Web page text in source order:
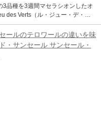
面中部と上部のみの偉大な区画で
面にあります。 ブドウの平均樹
ha）での手摘み収穫。48時間低
）。樽(50%)とステンレスタン
ュール・リー熟成。SO2極少量
むべきサヴィニエールの生産者で
す。
3品種を3週間マセラシオンしたオ
des Verts（ル・ジュー・デ・ヴ
現代アルザスワインの頂点を極め
・ダイス。アルザスに初めて「テ
ち込んで大論争を巻き起こし、遂
ルに品種名を表記しなくてもよく
遂げた、信念の男。現在も彼が昔
性に基づく「プルミエクリュ」を
す。 「ル・ジュー・
す。グリュエンスピールは、1.5h
スリング、ピノ・ノワール、ゲ
ールのテロワールの違いを味
サンセール サンセール・